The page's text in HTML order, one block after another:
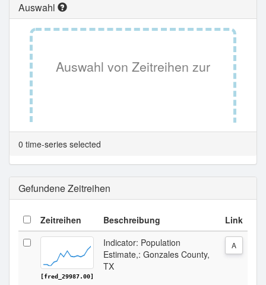
Auswahl
Auswahl von Zeitreihen zur
Tabellenansicht.
0 time-series selected
Gefundene Zeitreihen
Zeitreihen Beschreibung Link
[fred_29987.00]
Indicator: Population
Estimate,: Gonzales County,
TX
A